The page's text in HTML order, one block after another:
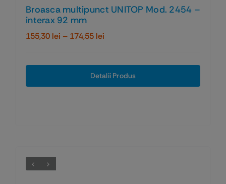
Broasca multipunct UNITOP Mod. 2454 –
interax 92 mm
155,30 lei – 174,55 leiInterval
155,30 lei
până
Detalii Produs